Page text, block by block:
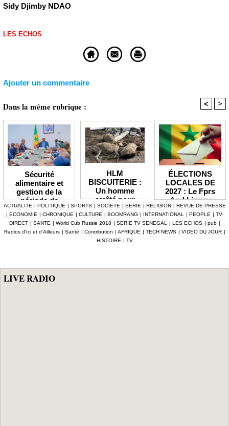
Sidy Djimby NDAO
LES ECHOS
Ajouter un commentaire
Dans la même rubrique : < >
Sécurité
alimentaire et
gestion de la
période de
soudure Le
gouvernement
débloque plus de
7,2 milliards F
HLM
BISCUITERIE :
Un homme
arrêté pour
abattage
clandestin d’un
mouton et
tentative de
vente de viande
ÉLECTIONS
LOCALES DE
2027 : Le Fprs
And Liggey
plaide pour un
report du scrutin
prévu en janvier
prochain
ACTUALITE | POLITIQUE | SPORTS | SOCIETE | SERIE | RELIGION | REVUE DE PRESSE
| ECONOMIE | CHRONIQUE | CULTURE | BOOMRANG | INTERNATIONAL | PEOPLE | TV-
DIRECT | SANTE | World Cub Russie 2018 | SERIE TV SENEGAL | LES ECHOS | pub |
Radios d’Ici et d’Ailleurs | Santé | Contribution | AFRIQUE | TECH NEWS | VIDEO DU JOUR |
HISTOIRE | TV
LIVE RADIO